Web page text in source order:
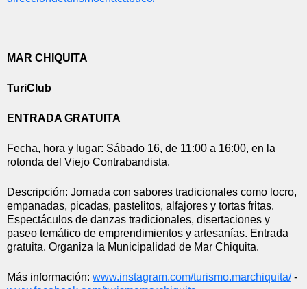
MAR CHIQUITA
TuriClub
ENTRADA GRATUITA
Fecha, hora y lugar: Sábado 16, de 11:00 a 16:00, en la
rotonda del Viejo Contrabandista.
Descripción: Jornada con sabores tradicionales como locro,
empanadas, picadas, pastelitos, alfajores y tortas fritas.
Espectáculos de danzas tradicionales, disertaciones y
paseo temático de emprendimientos y artesanías. Entrada
gratuita. Organiza la Municipalidad de Mar Chiquita.
Más información: www.instagram.com/turismo.marchiquita/